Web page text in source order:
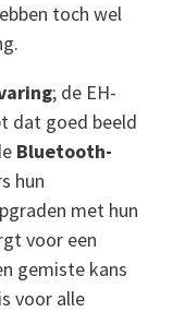
toch wel
; de EH-
dat goed beeld
Bluetooth-
hun
met hun
voor een
gemiste kans
voor alle